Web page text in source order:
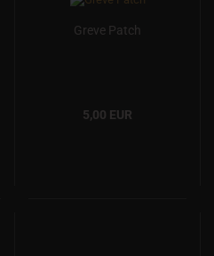
Greve Patch
5,00 EUR